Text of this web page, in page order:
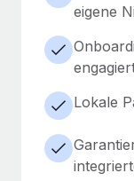
eigene
Lokale